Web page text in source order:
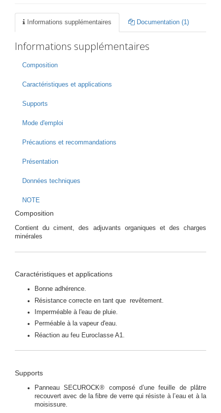
Informations supplémentaires Documentation (1)
Informations supplémentaires
Composition
Caractéristiques et applications
Supports
Mode d'emploi
Précautions et recommandations
Présentation
Données techniques
NOTE
Composition
Contient du ciment, des adjuvants organiques et des charges
minérales
Caractéristiques et applications
Bonne adhérence.
Résistance correcte en tant que revêtement.
Imperméable à l'eau de pluie.
Perméable à la vapeur d'eau.
Réaction au feu Euroclasse A1.
Supports
Panneau SECUROCK® composé d’une feuille de plâtre
recouvert avec de la fibre de verre qui résiste à l’eau et à la
moisissure.